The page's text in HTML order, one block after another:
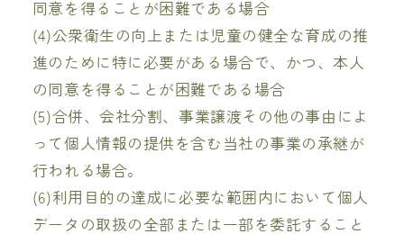
同意を得ることが困難である場合
(4)公衆衛生の向上または児童の健全な育成の推
進のために特に必要がある場合で、かつ、本人
の同意を得ることが困難である場合
(5)合併、会社分割、事業譲渡その他の事由によ
って個人情報の提供を含む当社の事業の承継が
行われる場合。
(6)利用目的の達成に必要な範囲内において個人
データの取扱の全部または一部を委託すること